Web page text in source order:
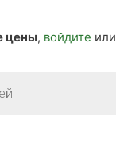
цены, войдите или